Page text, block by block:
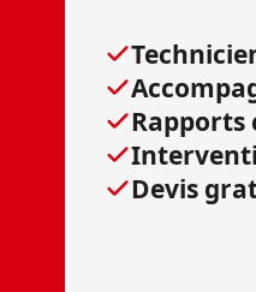
Rapports
Devis